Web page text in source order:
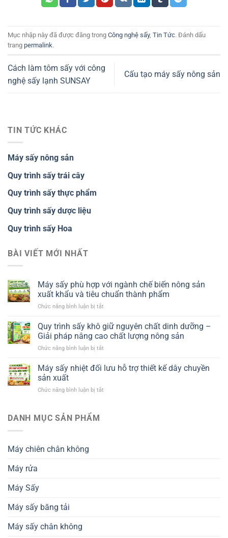
Mục nhập này đã được đăng trong Công nghệ sấy, Tin Tức. Đánh dấu
trang permalink.
Cách làm tôm sấy với công
nghệ sấy lạnh SUNSAY
Cấu tạo máy sấy nông sản
TIN TỨC KHÁC
Máy sấy nông sản
Quy trình sấy trái cây
Quy trình sấy thực phẩm
Quy trình sấy dược liệu
Quy trình sấy Hoa
BÀI VIẾT MỚI NHẤT
Máy sấy phù hợp với ngành chế biến nông sản
xuất khẩu và tiêu chuẩn thành phẩm
Chức năng bình luận bị tắt
sấy
phù
hợp
chế
Quy trình sấy khô giữ nguyên chất dinh dưỡng –
Giải pháp nâng cao chất lượng nông sản
Chức năng bình luận bị tắt
trình
Máy sấy nhiệt đối lưu hỗ trợ thiết kế dây chuyền
sản xuất
Chức năng bình luận bị tắt
DANH MỤC SẢN PHẨM
Máy chiên chân không
Máy rửa
Máy Sấy
Máy sấy băng tải
Máy sấy chân không